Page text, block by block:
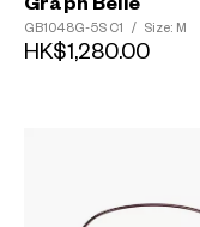
GB1048G-5S C1 / Size: M
HK$1,280.00